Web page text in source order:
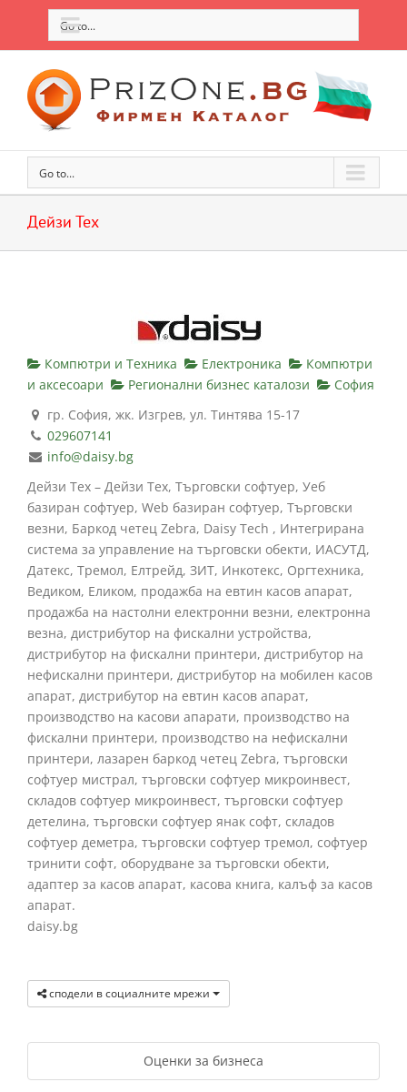
Go to...
Go to...
Дейзи Тех
Компютри и Техника Електроника
Компютри
и аксесоари
Регионални бизнес каталози
София
гр. София, жк. Изгрев, ул. Тинтява 15-17
029607141
info@daisy.bg
Дейзи Тех – Дейзи Тех, Търговски софтуер, Уеб
базиран софтуер, Web базиран софтуер, Търговски
везни, Баркод четец Zebra, Daisy Tech , Интегрирана
система за управление на търговски обекти, ИАСУТД,
Датекс, Тремол, Елтрейд, ЗИТ, Инкотекс, Оргтехника,
Ведиком, Еликом, продажба на евтин касов апарат,
продажба на настолни електронни везни, електронна
везна, дистрибутор на фискални устройства,
дистрибутор на фискални принтери, дистрибутор на
нефискални принтери, дистрибутор на мобилен касов
апарат, дистрибутор на евтин касов апарат,
производство на касови апарати, производство на
фискални принтери, производство на нефискални
принтери, лазарен баркод четец Zebra, търговски
софтуер мистрал, търговски софтуер микроинвест,
складов софтуер микроинвест, търговски софтуер
детелина, търговски софтуер янак софт, складов
софтуер деметра, търговски софтуер тремол, софтуер
тринити софт, оборудване за търговски обекти,
адаптер за касов апарат, касова книга, калъф за касов
апарат.
daisy.bg
сподели в социалните мрежи
Оценки за бизнеса